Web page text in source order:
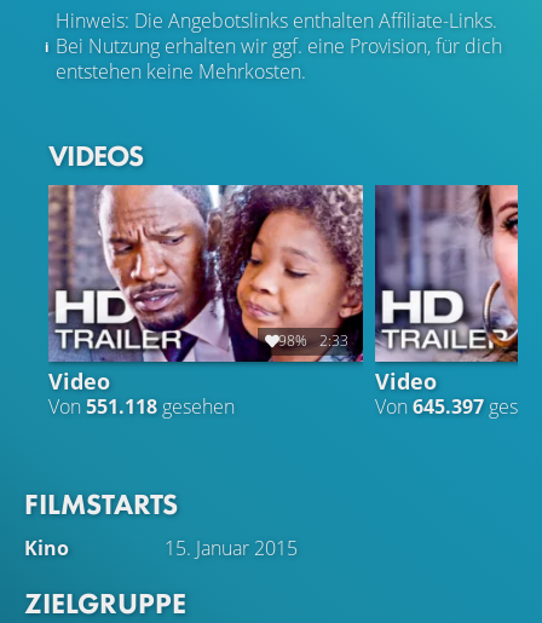
Hinweis: Die Angebotslinks enthalten Affiliate-Links.
Bei Nutzung erhalten wir ggf. eine Provision, für dich
entstehen keine Mehrkosten.
VIDEOS
98% 2:33
Video
Von551.118 gesehen
Video
Von645.397
FILMSTARTS
Kino 15. Januar 2015
ZIELGRUPPE